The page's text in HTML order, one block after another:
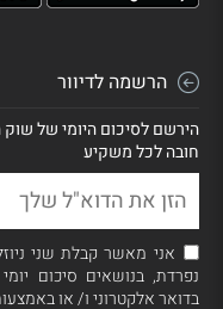
הרשמה לדיוור
הירשם לסיכום היומי של שוק
חובה לכל משקיע
אני מאשר קבלת שני
נפרדת, בנושאים סיכום
בדואר אלקטרוני ו/ או